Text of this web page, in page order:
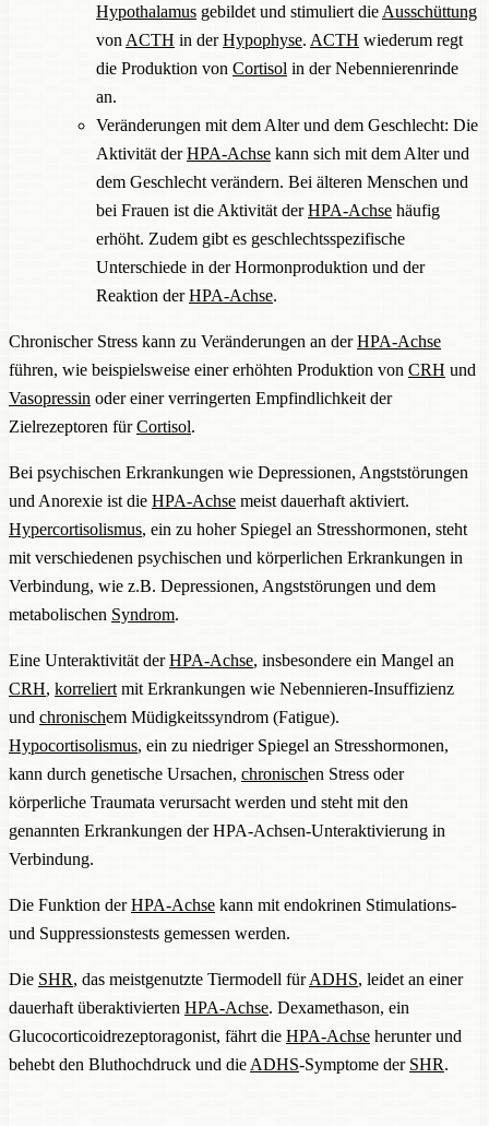
Hypothalamus gebildet und stimuliert die Ausschüttung
von ACTH in derHypophyse. ACTH wiederum regt
die Produktion von Cortisol in der Nebennierenrinde
an.
Veränderungen mit dem Alter und dem Geschlecht: Die
Aktivität derHPA-Achse kann sich mit dem Alter und
dem Geschlecht verändern. Bei älteren Menschen und
bei Frauen ist die Aktivität derHPA-Achse häufig
erhöht. Zudem gibt es geschlechtsspezifische
Unterschiede in der Hormonproduktion und der
Reaktion derHPA-Achse.
Chronischer Stress kann zu Veränderungen an derHPA-Achse
führen, wie beispielsweise einer erhöhten Produktion von CRH und
Vasopressin oder einer verringerten Empfindlichkeit der
Zielrezeptoren fürCortisol.
Bei psychischen Erkrankungen wie Depressionen, Angststörungen
und Anorexie ist die HPA-Achse meist dauerhaft aktiviert.
Hypercortisolismus, ein zu hoher Spiegel an Stresshormonen, steht
mit verschiedenen psychischen und körperlichen Erkrankungen in
Verbindung, wie z.B. Depressionen, Angststörungen und dem
metabolischen Syndrom.
Eine Unteraktivität derHPA-Achse, insbesondere ein Mangel an
CRH, korreliert mit Erkrankungen wie Nebennieren-Insuffizienz
und chronischem Müdigkeitssyndrom (Fatigue).
Hypocortisolismus, ein zu niedriger Spiegel an Stresshormonen,
kann durch genetische Ursachen, chronischen Stress oder
körperliche Traumata verursacht werden und steht mit den
genannten Erkrankungen der HPA-Achsen-Unteraktivierung in
Verbindung.
Die Funktion derHPA-Achse kann mit endokrinen Stimulations-
und Suppressionstests gemessen werden.
Die SHR, das meistgenutzte Tiermodell fürADHS, leidet an einer
dauerhaft überaktivierten HPA-Achse. Dexamethason, ein
Glucocorticoidrezeptoragonist, fährt die HPA-Achse herunter und
behebt den Bluthochdruck und die ADHS-Symptome der SHR.